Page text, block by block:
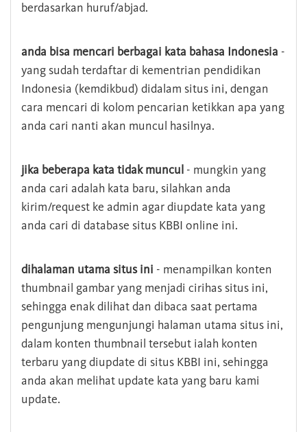
berdasarkan huruf/abjad.
anda bisa mencari berbagai kata bahasa Indonesia -
yang sudah terdaftar di kementrian pendidikan
Indonesia (kemdikbud) didalam situs ini, dengan
cara mencari di kolom pencarian ketikkan apa yang
anda cari nanti akan muncul hasilnya.
jika beberapa kata tidak muncul - mungkin yang
anda cari adalah kata baru, silahkan anda
kirim/request ke admin agar diupdate kata yang
anda cari di database situs KBBI online ini.
dihalaman utama situs ini - menampilkan konten
thumbnail gambar yang menjadi cirihas situs ini,
sehingga enak dilihat dan dibaca saat pertama
pengunjung mengunjungi halaman utama situs ini,
dalam konten thumbnail tersebut ialah konten
terbaru yang diupdate di situs KBBI ini, sehingga
anda akan melihat update kata yang baru kami
update.